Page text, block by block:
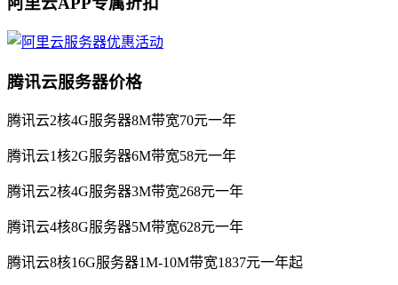
腾讯云服务器价格
腾讯云2核4G服务器8M带宽70元一年
腾讯云1核2G服务器6M带宽58元一年
腾讯云2核4G服务器3M带宽268元一年
腾讯云4核8G服务器5M带宽628元一年
腾讯云8核16G服务器1M-10M带宽1837元一年起